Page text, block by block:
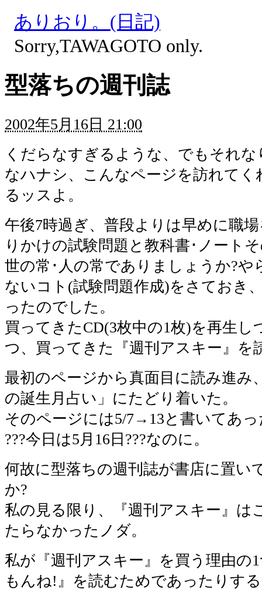
ありおり。(日記)
Sorry,TAWAGOTO only.
型落ちの週刊誌
2002年5月16日 21:00
くだらなすぎるような、でもそれ
なハナシ、こんなページを訪れてく
るッスよ。
午後7時過ぎ、普段よりは早めに職
りかけの試験問題と教科書･ノート
世の常･人の常でありましょうか?や
ないコト(試験問題作成)をさておき
ったのでした。
買ってきたCD(3枚中の1枚)を再生し
つ、買ってきた『週刊アスキー』を
最初のページから真面目に読み進み
の誕生月占い」にたどり着いた。
そのページには5/7→13と書いてあっ
???今日は5月16日???なのに。
何故に型落ちの週刊誌が書店に置い
か?
私の見る限り、『週刊アスキー』は
たらなかったノダ。
私が『週刊アスキー』を買う理由の
もんね!』を読むためであったりす